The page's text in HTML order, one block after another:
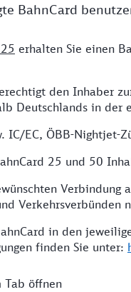
BahnCard
erhalten Sie einen
den Inhaber
Deutschlands in der
IC/EC, ÖBB-Nightjet-
25 und 50
Verkehrsverbünden
in den
finden Sie unter:
Tab öffnen